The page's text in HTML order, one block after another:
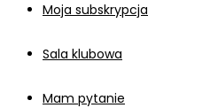
Moja subskrypcja
Sala klubowa
Mam pytanie